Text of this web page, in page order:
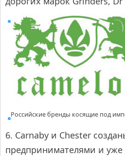
Российские бренды косящие под
6. Carnaby и Chester
предпринимателями и